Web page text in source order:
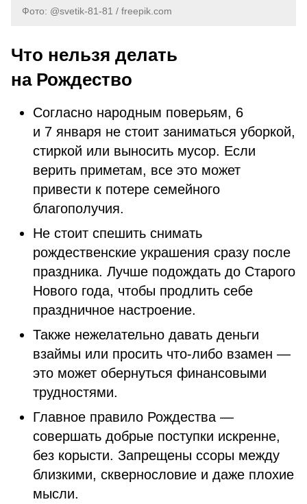
Фото: @svetik-81-81 / freepik.com
Что нельзя делать
на Рождество
Согласно народным поверьям, 6
и 7 января не стоит заниматься уборкой,
стиркой или выносить мусор. Если
верить приметам, все это может
привести к потере семейного
благополучия.
Не стоит спешить снимать
рождественские украшения сразу после
праздника. Лучше подождать до Старого
Нового года, чтобы продлить себе
праздничное настроение.
Также нежелательно давать деньги
взаймы или просить что-либо взамен —
это может обернуться финансовыми
трудностями.
Главное правило Рождества —
совершать добрые поступки искренне,
без корысти. Запрещены ссоры между
близкими, сквернословие и даже плохие
мысли.